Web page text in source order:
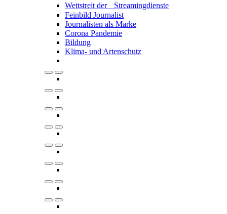
Wettstreit der Streamingdienste
Feinbild Journalist
Journalisten als Marke
Corona Pandemie
Bildung
Klima- und Artenschutz